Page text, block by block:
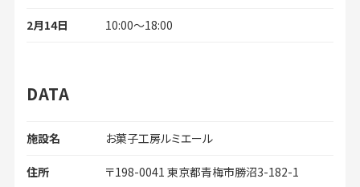
2月14日 10:00～18:00
DATA
施設名 お菓子工房ルミエール
住所 〒198-0041 東京都青梅市勝沼3-182-1